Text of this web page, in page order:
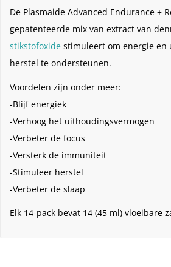
De Plasmaide Advanced Endurance +
gepatenteerde mix van extract van
stikstofoxide stimuleert om energie
herstel te ondersteunen.
Voordelen zijn onder meer:
​​-Blijf energiek
-Verhoog het uithoudingsvermogen
-Verbeter de focus
-Versterk de immuniteit
-Stimuleer herstel
-Verbeter de slaap
Elk 14-pack bevat 14 (45 ml) vloeibare